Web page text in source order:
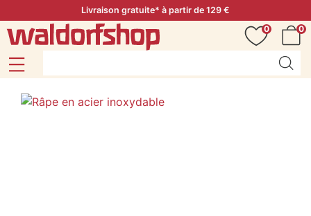
Livraison gratuite* à partir de 129 €
0
0